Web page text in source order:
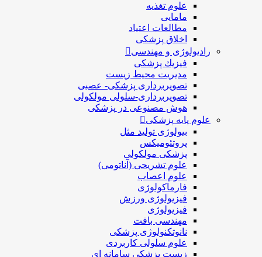
علوم تغذیه
مامایی
مطالعات اعتیاد
اخلاق پزشکی
رادیولوژی و مهندسی
فيزيك پزشکی
مدیریت محیط زیست
تصویربرداری پزشکی- عصبی
تصویربرداری-سلولی مولکولی
هوش مصنوعی در پزشکی
علوم پایه پزشکی
بیولوژی تولید مثل
پروتئومیکس
پزشکی مولکولی
علوم تشریحی (آناتومی)
علوم اعصاب
فارماکولوژی
فیزیولوژی ورزش
فیزیولوژی
مهندسی بافت
نانوتکنولوژی پزشکی
علوم سلولی کاربردی
زیست پزشکی سامانه ای